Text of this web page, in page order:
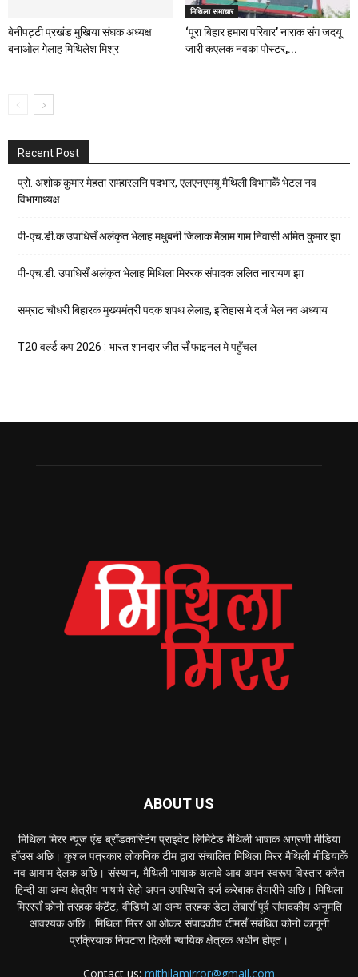
बेनीपट्टी प्रखंड मुखिया संघक अध्यक्ष
बनाओल गेलाह मिथिलेश मिश्र
मिथिला समाचार
‘पूरा बिहार हमारा परिवार’ नाराक संग जदयू
जारी कएलक नवका पोस्टर,...
Recent Post
प्रो. अशोक कुमार मेहता सम्हारलनि पदभार, एलएनएमयू मैथिली विभागकेँ भेटल नव
विभागाध्यक्ष
पी-एच.डी.क उपाधिसँ अलंकृत भेलाह मधुबनी जिलाक मैलाम गाम निवासी अमित कुमार झा
पी-एच.डी. उपाधिसँ अलंकृत भेलाह मिथिला मिररक संपादक ललित नारायण झा
सम्राट चौधरी बिहारक मुख्यमंत्री पदक शपथ लेलाह, इतिहास मे दर्ज भेल नव अध्याय
T20 वर्ल्ड कप 2026 : भारत शानदार जीत सँ फाइनल मे पहुँचल
ABOUT US
मिथिला मिरर न्यूज एंड ब्रॉडकास्टिंग प्राइवेट लिमिटेड मैथिली भाषाक अग्रणी मीडिया
हॉउस अछि। कुशल पत्रकार लोकनिक टीम द्वारा संचालित मिथिला मिरर मैथिली मीडियाकेँ
नव आयाम देलक अछि। संस्थान, मैथिली भाषाक अलावे आब अपन स्वरूप विस्तार करैत
हिन्दी आ अन्य क्षेत्रीय भाषामे सेहो अपन उपस्थिति दर्ज करेबाक तैयारीमे अछि। मिथिला
मिररसँ कोनो तरहक कंटेंट, वीडियो आ अन्य तरहक डेटा लेबासँ पूर्व संपादकीय अनुमति
आवश्यक अछि। मिथिला मिरर आ ओकर संपादकीय टीमसँ संबंधित कोनो कानूनी
प्रक्रियाक निपटारा दिल्ली न्यायिक क्षेत्रक अधीन होएत।
Contact us: mithilamirror@gmail.com